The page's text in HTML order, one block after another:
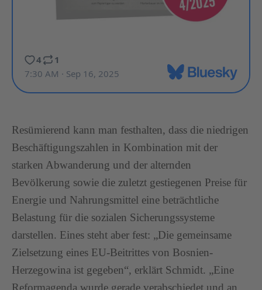
Resümierend kann man festhalten, dass die niedrigen
Beschäftigungszahlen in Kombination mit der
starken Abwanderung und der alternden
Bevölkerung sowie die zuletzt gestiegenen Preise für
Energie und Nahrungsmittel eine beträchtliche
Belastung für die sozialen Sicherungssysteme
darstellen. Eines steht aber fest: „Die gemeinsame
Zielsetzung eines EU-Beitrittes von Bosnien-
Herzegowina ist gegeben“, erklärt Schmidt. „Eine
Reformagenda wurde gerade verabschiedet und an